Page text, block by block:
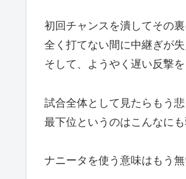
初回チャンスを潰してその裏
全く打てない間に中継ぎが失
そして、ようやく遅い反撃を
試合全体として見たらもう
最下位というのはこんなに
ナニータを使う意味はもう